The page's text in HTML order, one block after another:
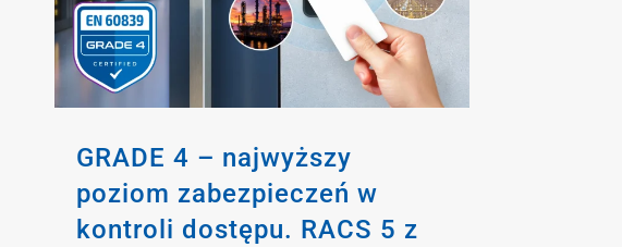
GRADE 4 – najwyższy
poziom zabezpieczeń w
kontroli dostępu. RACS 5 z